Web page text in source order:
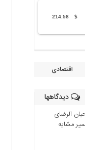
$
214.58
اقتصادی
دیدگاهها
الرضای